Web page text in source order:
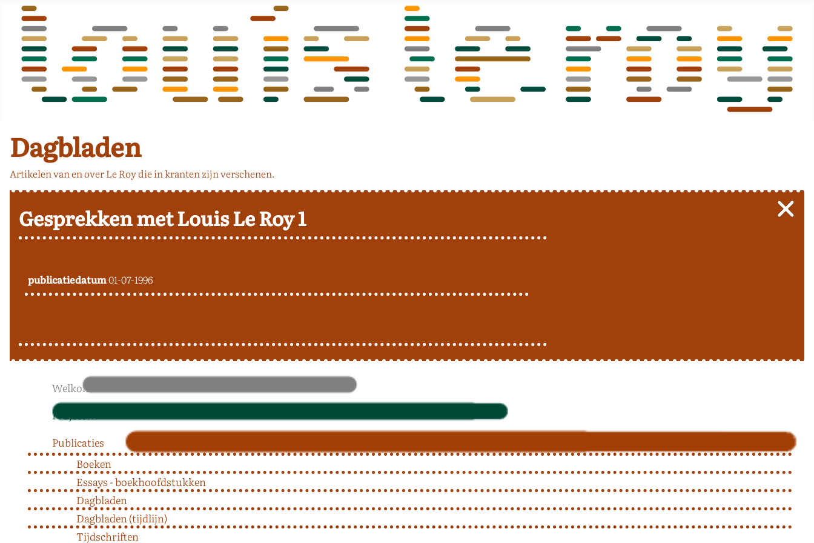
Welkom
Projecten
Publicaties
Boeken
Essays - boekhoofdstukken
Dagbladen
Dagbladen (tijdlijn)
Tijdschriften
Dagbladen
Artikelen van en over Le Roy die in kranten zijn verschenen.
Gesprekken met Louis Le Roy 1
publicatiedatum01-07-1996